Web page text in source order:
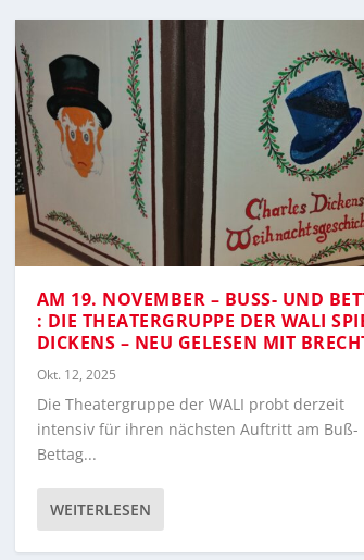
AM 19. NOVEMBER – BUSS- UND
DIE THEATERGRUPPE DER WALI
ICKENS – NEU GELESEN MIT BRECHT
Okt. 12, 2025
Die Theatergruppe der WALI probt derzeit
intensiv für ihren nächsten Auftritt am Buß-
Bettag...
WEITERLESEN